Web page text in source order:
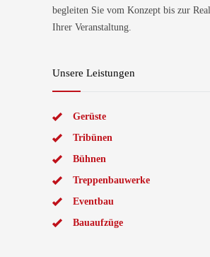
begleiten Sie vom Konzept bis zur
Ihrer Veranstaltung.
Unsere Leistungen
Gerüste
Tribünen
Bühnen
Treppenbauwerke
Eventbau
Bauaufzüge